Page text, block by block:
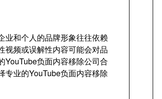
业和个人的品牌形象往往依赖
视频或误解性内容可能会对品
YouTube负面内容移除公司合
专业的YouTube负面内容移除